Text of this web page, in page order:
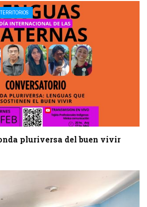
pluriversa del buen vivir